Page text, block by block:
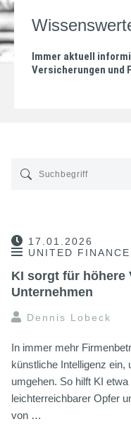
Immer aktuell
Versicherungen und
17.01.2026
UNITED FINANCE
KI sorgt für höhere
Unternehmen
Dennis Lobeck
In immer mehr
künstliche Intelligenz
umgehen. So hilft KI
leichterreichbarer Opfer
von …